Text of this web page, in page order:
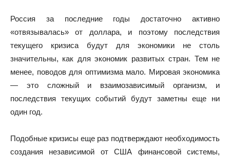
Россия за последние годы достаточно активно
«отвязывалась» от доллара, и поэтому последствия
текущего кризиса будут для экономики не столь
значительны, как для экономик развитых стран. Тем не
менее, поводов для оптимизма мало. Мировая экономика
— это сложный и взаимозависимый организм, и
последствия текущих событий будут заметны еще ни
один год.
Подобные кризисы еще раз подтверждают необходимость
создания независимой от США финансовой системы,